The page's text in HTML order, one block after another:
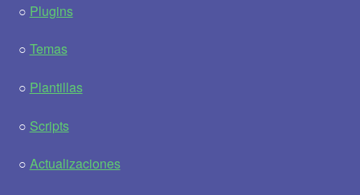
○ Plugins
○ Temas
○ Plantillas
○ Scripts
○ Actualizaciones